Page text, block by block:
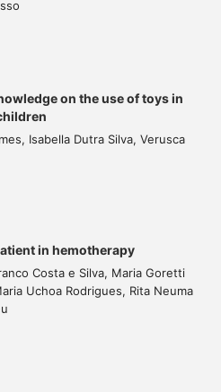
on the use of toys in
Isabella Dutra Silva, Verusca
in hemotherapy
Costa e Silva, Maria Goretti
Uchoa Rodrigues, Rita Neuma